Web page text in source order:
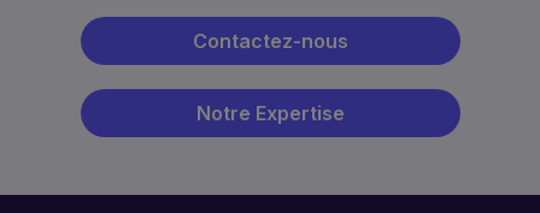
Contactez-nous
Notre Expertise